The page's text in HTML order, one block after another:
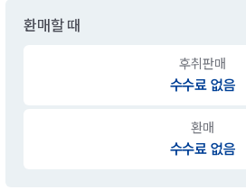
환매할 때
후취판매
수수료 없음
환매
수수료 없음